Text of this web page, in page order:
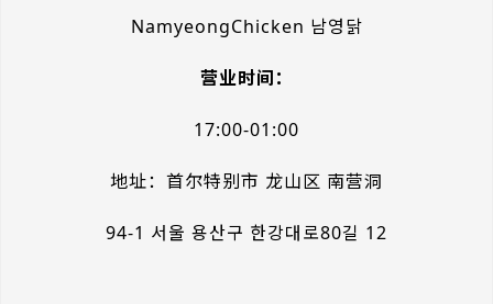
NamyeongChicken 남영닭
营业时间：
17:00-01:00
地址：首尔特别市 龙山区 南营洞
94-1 서울 용산구 한강대로80길 12